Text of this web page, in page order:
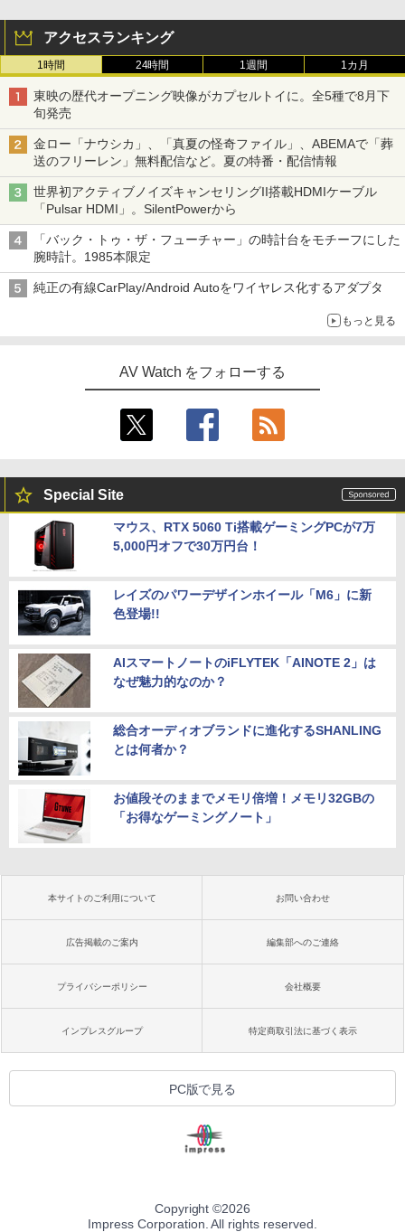
アクセスランキング
1時間 24時間 1週間 1カ月
東映の歴代オープニング映像がカプセルトイに。全5種で8月下
旬発売
金ロー「ナウシカ」、「真夏の怪奇ファイル」、ABEMAで「葬
送のフリーレン」無料配信など。夏の特番・配信情報
世界初アクティブノイズキャンセリングII搭載HDMIケーブル
「Pulsar HDMI」。SilentPowerから
「バック・トゥ・ザ・フューチャー」の時計台をモチーフにした
腕時計。1985本限定
純正の有線CarPlay/Android Autoをワイヤレス化するアダプタ
もっと見る
AV Watch をフォローする
Special Site
マウス、RTX 5060 Ti搭載ゲーミングPCが7万
5,000円オフで30万円台！
レイズのパワーデザインホイール「M6」に新
色登場!!
AIスマートノートのiFLYTEK「AINOTE 2」は
なぜ魅力的なのか？
総合オーディオブランドに進化するSHANLING
とは何者か？
お値段そのままでメモリ倍増！メモリ32GBの
「お得なゲーミングノート」
本サイトのご利用について お問い合わせ
広告掲載のご案内 編集部へのご連絡
プライバシーポリシー 会社概要
インプレスグループ 特定商取引法に基づく表示
PC版で見る
Copyright ©2026
Impress Corporation. All rights reserved.